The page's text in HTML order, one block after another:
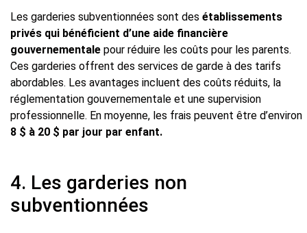
Les garderies subventionnées sont des établissements
privés qui bénéficient d’une aide financière
gouvernementale pour réduire les coûts pour les parents.
Ces garderies offrent des services de garde à des tarifs
abordables. Les avantages incluent des coûts réduits, la
réglementation gouvernementale et une supervision
professionnelle. En moyenne, les frais peuvent être d’environ
8 $ à 20 $ par jour par enfant.
4. Les garderies non
subventionnées